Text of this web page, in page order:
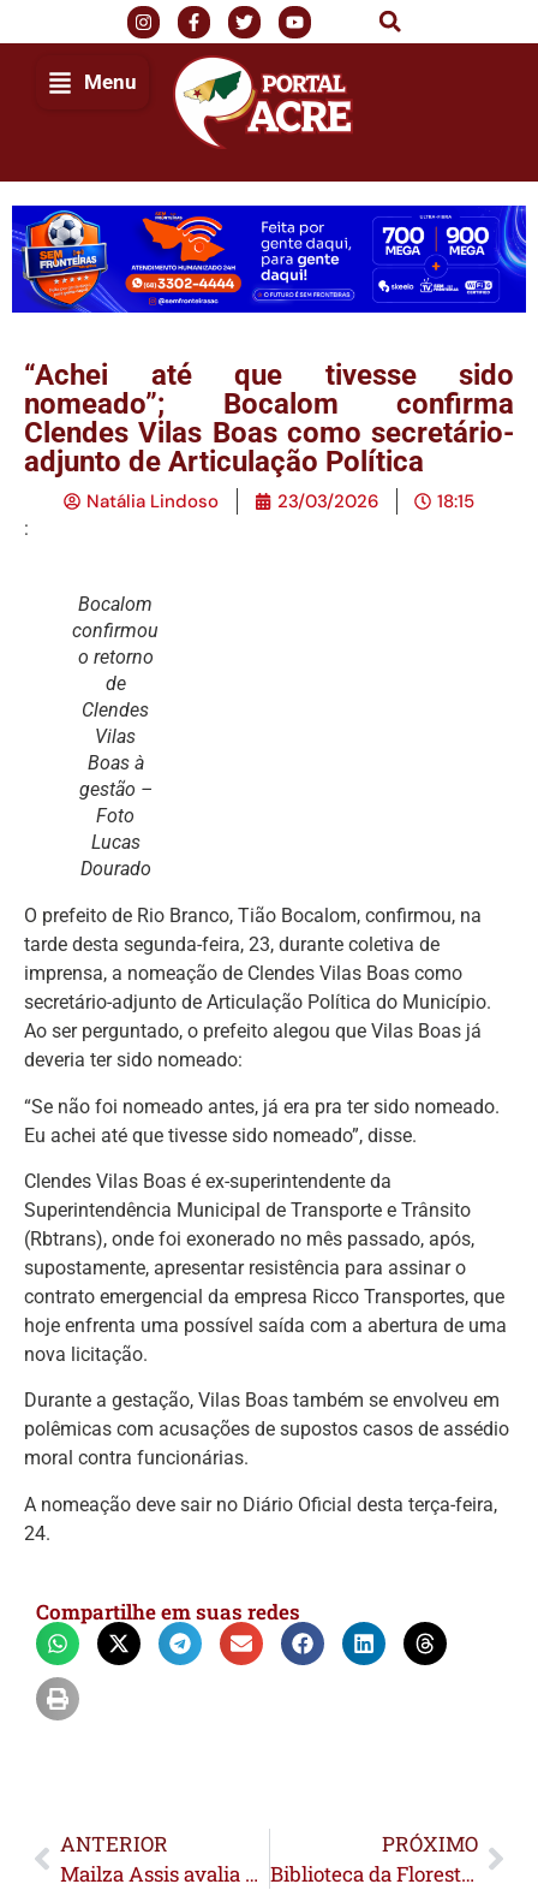
Menu
“Achei até que tivesse sido
nomeado”; Bocalom confirma
Clendes Vilas Boas como secretário-
adjunto de Articulação Política
Natália Lindoso 23/03/2026 18:15
:
Bocalom
confirmou
o retorno
de
Clendes
Vilas
Boas à
gestão –
Foto
Lucas
Dourado
O prefeito de Rio Branco, Tião Bocalom, confirmou, na
tarde desta segunda-feira, 23, durante coletiva de
imprensa, a nomeação de Clendes Vilas Boas como
secretário-adjunto de Articulação Política do Município.
Ao ser perguntado, o prefeito alegou que Vilas Boas já
deveria ter sido nomeado:
“Se não foi nomeado antes, já era pra ter sido nomeado.
Eu achei até que tivesse sido nomeado”, disse.
Clendes Vilas Boas é ex-superintendente da
Superintendência Municipal de Transporte e Trânsito
(Rbtrans), onde foi exonerado no mês passado, após,
supostamente, apresentar resistência para assinar o
contrato emergencial da empresa Ricco Transportes, que
hoje enfrenta uma possível saída com a abertura de uma
nova licitação.
Durante a gestação, Vilas Boas também se envolveu em
polêmicas com acusações de supostos casos de assédio
moral contra funcionárias.
A nomeação deve sair no Diário Oficial desta terça-feira,
24.
Compartilhe em suas redes
ANTERIOR
Mailza Assis avalia pesquisa com cautela e destaca “recorte do momento”
PRÓXIMO
Biblioteca da Floresta é reinaugurada com nova estrutura e passa a abrigar sede do IMC no Acre